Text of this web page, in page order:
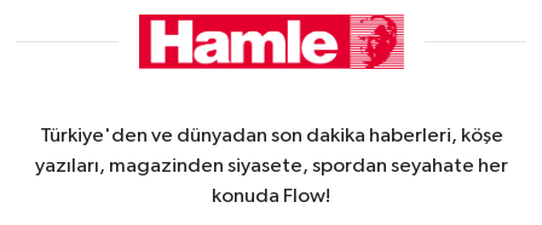
Türkiye'den ve dünyadan son dakika haberleri, köşe
yazıları, magazinden siyasete, spordan seyahate her
konuda Flow!